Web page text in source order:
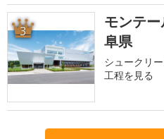
3
モンテ
阜県
シュークリ
工程を見る